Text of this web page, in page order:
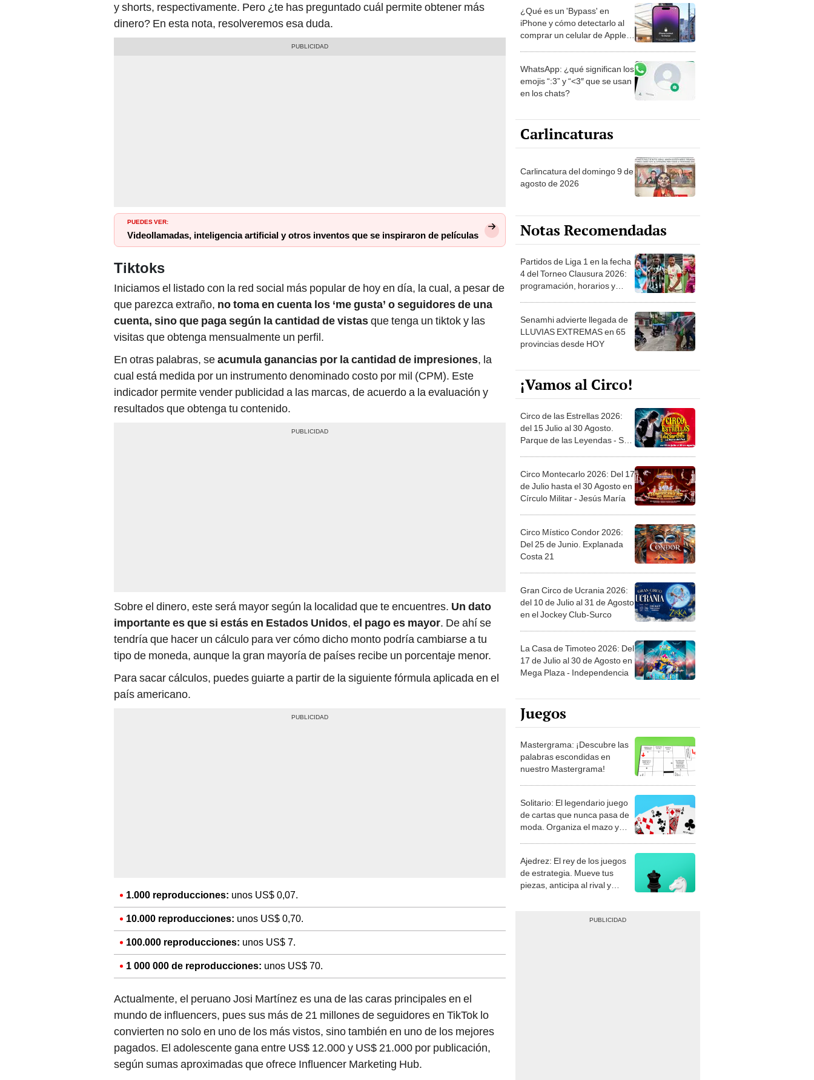
y shorts, respectivamente. Pero ¿te has preguntado cuál permite obtener más
dinero? En esta nota, resolveremos esa duda.
PUEDES VER:
Videollamadas, inteligencia artificial y otros inventos que se inspiraron de películas
Tiktoks
Iniciamos el listado con la red social más popular de hoy en día, la cual, a pesar de
que parezca extraño, no toma en cuenta los ‘me gusta’ o seguidores de una
cuenta, sino que paga según la cantidad de vistasque tenga un tiktok y las
visitas que obtenga mensualmente un perfil.
En otras palabras, seacumula ganancias por la cantidad de impresiones, la
cual está medida por un instrumento denominado costo por mil (CPM). Este
indicador permite vender publicidad a las marcas, de acuerdo a la evaluación y
resultados que obtenga tu contenido.
Sobre el dinero, este será mayor según la localidad que te encuentres. Un dato
importante es que si estás en Estados Unidos, el pago es mayor. De ahí se
tendría que hacer un cálculo para ver cómo dicho monto podría cambiarse a tu
tipo de moneda, aunque la gran mayoría de países recibe un porcentaje menor.
Para sacar cálculos, puedes guiarte a partir de la siguiente fórmula aplicada en el
país americano.
1.000 reproducciones: unos US$ 0,07.
10.000 reproducciones: unos US$ 0,70.
100.000 reproducciones: unos US$ 7.
1 000 000 de reproducciones: unos US$ 70.
Actualmente, el peruano Josi Martínez es una de las caras principales en el
mundo de influencers, pues sus más de 21 millones de seguidores en TikTok lo
convierten no solo en uno de los más vistos, sino también en uno de los mejores
pagados. El adolescente gana entre US$ 12.000 y US$ 21.000 por publicación,
según sumas aproximadas que ofrece Influencer Marketing Hub.
¿Qué es un 'Bypass' en
iPhone y cómo detectarlo al
comprar un celular de Apple
WhatsApp: ¿qué significan los
emojis “:3” y “<3″ que se usan
en los chats?
Carlincaturas
Carlincatura del domingo 9 de
agosto de 2026
Notas Recomendadas
Partidos de Liga 1 en la fecha
4 del Torneo Clausura 2026:
programación, horarios y
Senamhi advierte llegada de
LLUVIAS EXTREMAS en 65
provincias desde HOY
¡Vamos al Circo!
Circo de las Estrellas 2026:
del 15 Julio al 30 Agosto.
Parque de las Leyendas - San
Circo Montecarlo 2026: Del 17
de Julio hasta el 30 Agosto en
Círculo Militar - Jesús María
Circo Místico Condor 2026:
Del 25 de Junio. Explanada
Costa 21
Gran Circo de Ucrania 2026:
del 10 de Julio al 31 de Agosto
en el Jockey Club-Surco
La Casa de Timoteo 2026: Del
17 de Julio al 30 de Agosto en
Mega Plaza - Independencia
Juegos
Mastergrama: ¡Descubre las
palabras escondidas en
nuestro Mastergrama!
Solitario: El legendario juego
de cartas que nunca pasa de
moda. Organiza el mazo y
Ajedrez: El rey de los juegos
de estrategia. Mueve tus
piezas, anticipa al rival y